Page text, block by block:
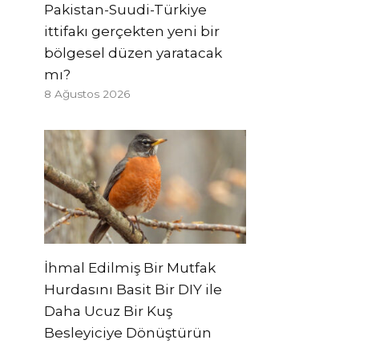
Pakistan-Suudi-Türkiye
ittifakı gerçekten yeni bir
bölgesel düzen yaratacak
mı?
8 Ağustos 2026
İhmal Edilmiş Bir Mutfak
Hurdasını Basit Bir DIY ile
Daha Ucuz Bir Kuş
Besleyiciye Dönüştürün